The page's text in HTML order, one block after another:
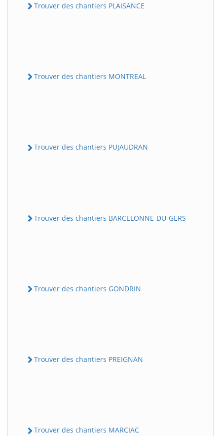
Trouver des chantiers PLAISANCE
Trouver des chantiers MONTREAL
Trouver des chantiers PUJAUDRAN
Trouver des chantiers BARCELONNE-DU-GERS
Trouver des chantiers GONDRIN
Trouver des chantiers PREIGNAN
Trouver des chantiers MARCIAC